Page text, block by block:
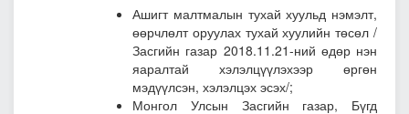
Ашигт малтмалын тухай хуульд нэмэлт,
өөрчлөлт оруулах тухай хуулийн төсөл /
Засгийн газар 2018.11.21-ний өдөр нэн
яаралтай хэлэлцүүлэхээр өргөн
мэдүүлсэн, хэлэлцэх эсэх/;
Монгол Улсын Засгийн газар, Бүгд